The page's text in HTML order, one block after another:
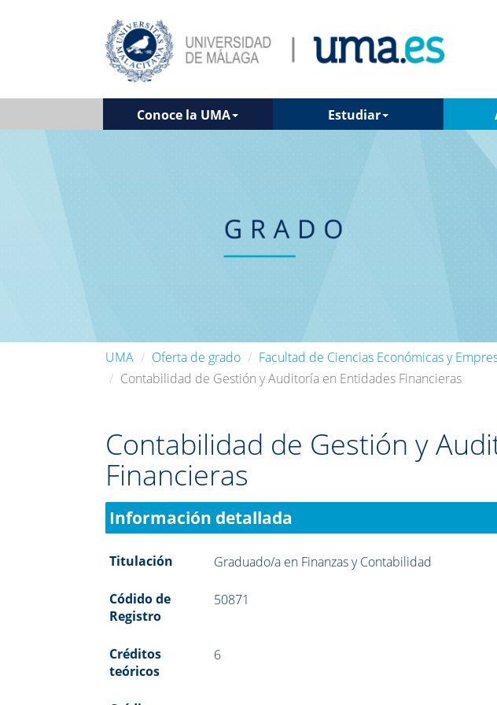
Conoce la UMA Estudiar
UMA Oferta de grado Facultad de Ciencias Económicas y
Contabilidad de Gestión y Auditoría en Entidades Financieras
Contabilidad de Gestión y
Financieras
Información detallada
Titulación Graduado/a en Finanzas y Contabilidad
Códido de
Registro
50871
Créditos
teóricos
6